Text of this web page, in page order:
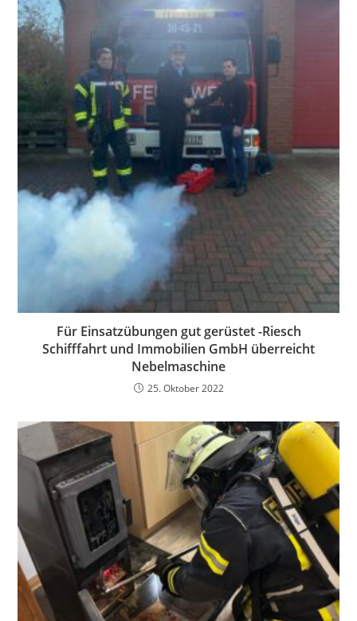
Für Einsatzübungen gut gerüstet -Riesch
Schifffahrt und Immobilien GmbH überreicht
Nebelmaschine
25. Oktober 2022